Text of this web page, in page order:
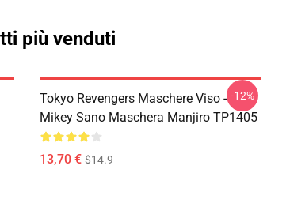
più venduti
Tokyo Revengers Maschere Viso -
Mikey Sano Maschera Manjiro TP1405
13,70 € $14.9
-12%